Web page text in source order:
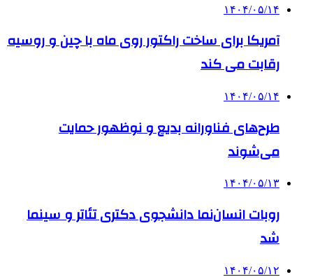
۱۴۰۴/۰۵/۱۴
آمریکا برای ساخت راکتور روی ماه با چین و روسیه
رقابت می کند
۱۴۰۴/۰۵/۱۴
طرح‌های فناورانه بدیع و نوظهور حمایت
می‌شوند
۱۴۰۴/۰۵/۱۳
روبات انسان‌نما دانشجوی دکتری تئاتر و سینما
شد
۱۴۰۴/۰۵/۱۲